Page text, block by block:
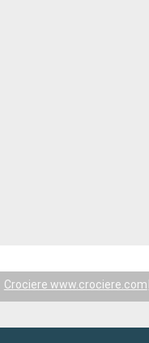
Crociere www.crociere.com